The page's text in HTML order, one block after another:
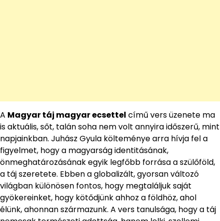
A Magyar táj magyar ecsettel című vers üzenete ma
is aktuális, sőt, talán soha nem volt annyira időszerű, mint
napjainkban. Juhász Gyula költeménye arra hívja fel a
figyelmet, hogy a magyarság identitásának,
önmeghatározásának egyik legfőbb forrása a szülőföld,
a táj szeretete. Ebben a globalizált, gyorsan változó
világban különösen fontos, hogy megtaláljuk saját
gyökereinket, hogy kötődjünk ahhoz a földhöz, ahol
élünk, ahonnan származunk. A vers tanulsága, hogy a táj